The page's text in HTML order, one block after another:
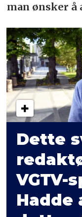
man ønsker å
Dette
VGTV-
Hadde